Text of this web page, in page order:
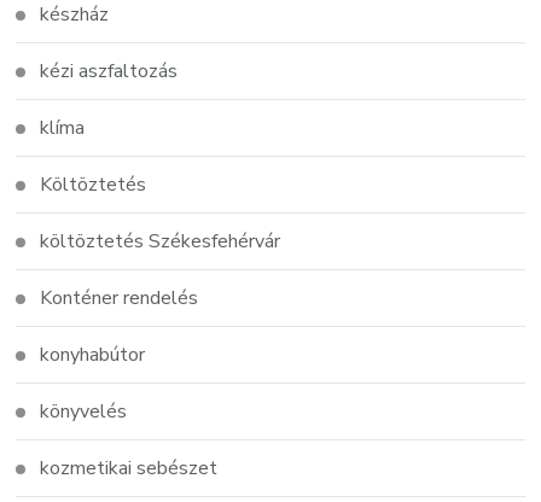
készház
kézi aszfaltozás
klíma
Költöztetés
költöztetés Székesfehérvár
Konténer rendelés
konyhabútor
könyvelés
kozmetikai sebészet